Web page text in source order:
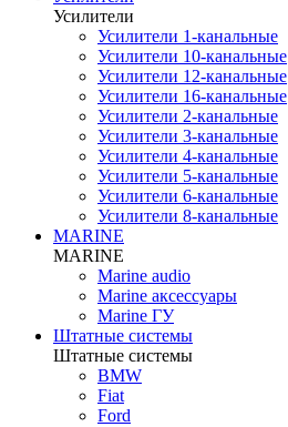
Усилители
Усилители 1-канальные
Усилители 10-канальные
Усилители 12-канальные
Усилители 16-канальные
Усилители 2-канальные
Усилители 3-канальные
Усилители 4-канальные
Усилители 5-канальные
Усилители 6-канальные
Усилители 8-канальные
MARINE
MARINE
Marine audio
Marine аксессуары
Marine ГУ
Штатные системы
Штатные системы
BMW
Fiat
Ford